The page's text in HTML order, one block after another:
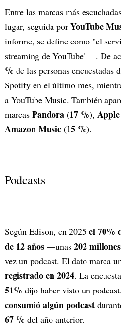
Entre las marcas más
lugar, seguida por YouTube
informe, se define como "el
streaming de YouTube"—. De
% de las personas encuestadas
Spotify en el último mes,
a YouTube Music. También
marcas Pandora (17 %),
Amazon Music (15 %).
Podcasts
Según Edison, en 2025 el 70%
de 12 años —unas 202 millones
vez un podcast. El dato marca
registrado en 2024. La
51% dijo haber visto un
consumió algún podcast
67 % del año anterior.